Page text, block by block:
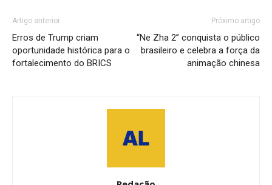
Artigo anterior
Erros de Trump criam
oportunidade histórica para o
fortalecimento do BRICS
Próximo artigo
“Ne Zha 2” conquista o público
brasileiro e celebra a força da
animação chinesa